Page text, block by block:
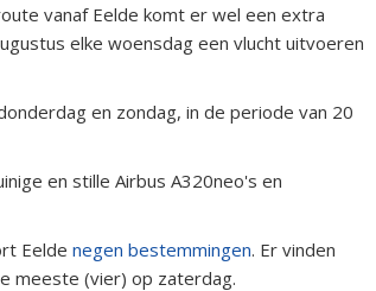
vanaf Eelde komt er wel een extra
elke woensdag een vlucht uitvoeren
en zondag, in de periode van 20
en stille Airbus A320neo's en
Eelde negen bestemmingen. Er vinden
meeste (vier) op zaterdag.